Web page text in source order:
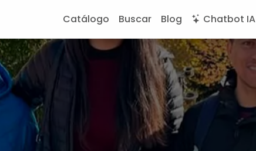
Catálogo Buscar Blog Chatbot IA